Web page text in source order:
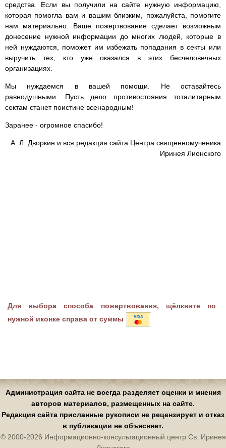
средства. Если вы получили на сайте нужную информацию,
которая помогла вам и вашим близким, пожалуйста, помогите
нам материально. Ваше пожертвование сделает возможным
донесение нужной информации до многих людей, которые в
ней нуждаются, поможет им избежать попадания в секты или
выручить тех, кто уже оказался в этих бесчеловечных
организациях.
Мы нуждаемся в вашей помощи. Не оставайтесь
равнодушными. Пусть дело противостояния тоталитарным
сектам станет поистине всенародным!
Заранее - огромное спасибо!
А. Л. Дворкин и вся редакция сайта Центра священномученика
Иринея Лионского
Для выбора способа пожертвования, щёлкните по
нужной иконке справа от суммы
Администрация сайта не всегда разделяет оценки и мнения
авторов материалов, размещенных на сайте.
Редакция сайта присланные рукописи не рецензирует и отказ
в публикации не объясняет.
© 2000-2026 Информационно-консультационный центр Св. Иринея